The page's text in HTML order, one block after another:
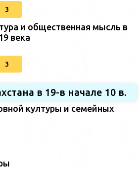
3
и общественная мысль в
века
3
в 19-в начале 10 в.
културы и семейных